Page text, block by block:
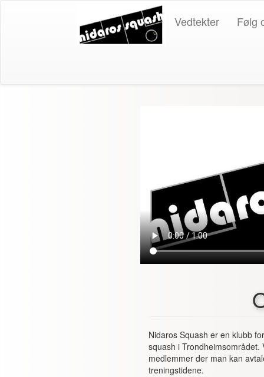
Vedtekter Følg
Nidaros Squash er en klubb
squash i
medlemmer der man kan
treningstidene.